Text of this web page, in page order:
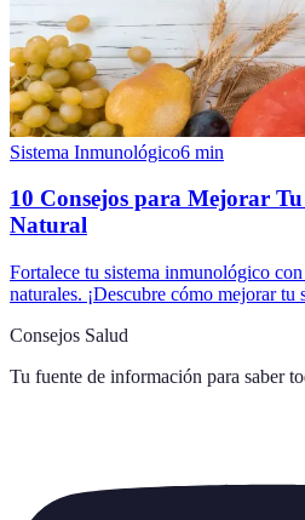
Sistema Inmunológico6 min
10 Consejos para Mejorar
Natural
Fortalece tu sistema inmunológico
naturales. ¡Descubre cómo mejorar tu
Consejos Salud
Tu fuente de información para saber